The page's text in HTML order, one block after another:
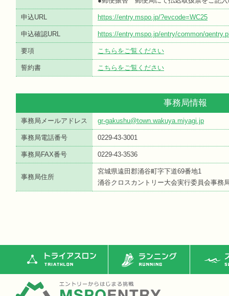
申込URL https://entry.mspo.jp/?evcode=WC25
申込確認URL https://entry.mspo.jp/entry/common/
要項 こちらをご覧ください
誓約書 こちらをご覧ください
事務局情報
事務局メールアドレス gr-gakushu@town.wakuya.miyagi.jp
事務局電話番号 0229-43-3001
事務局FAX番号 0229-43-3536
事務局住所
宮城県遠田郡涌谷町字下道69番地1
涌谷クロスカントリー大会実行委員会事務
トライアスロン ランニング ス